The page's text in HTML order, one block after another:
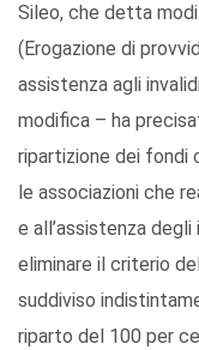
Sileo, che detta
(Erogazione di
assistenza agli
modifica – ha
ripartizione dei fondi
le associazioni che
e all’assistenza
eliminare il criterio
suddiviso
riparto del 100 per